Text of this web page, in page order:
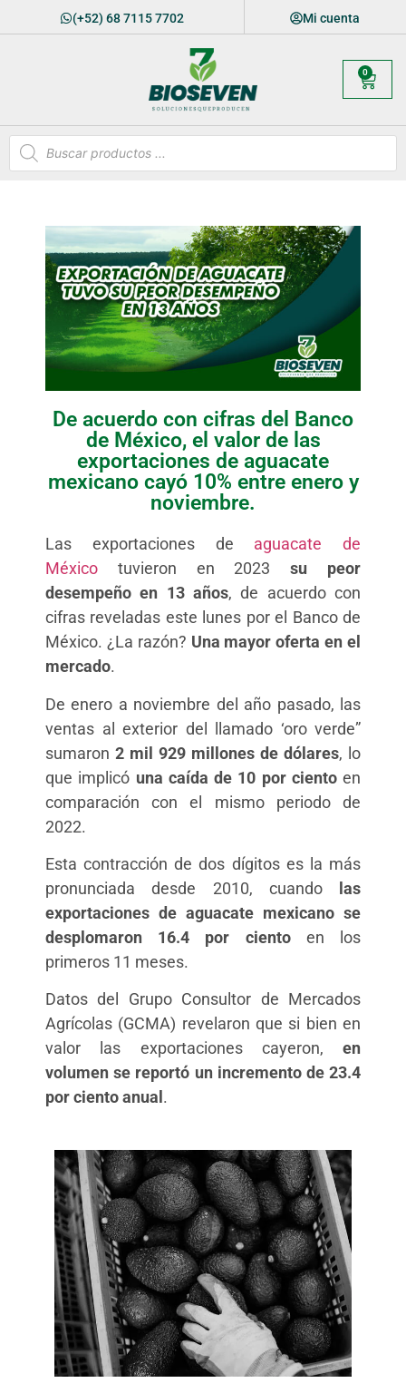
(+52) 68 7115 7702 Mi cuenta
0
De acuerdo con cifras del Banco
de México, el valor de las
exportaciones de aguacate
mexicano cayó 10% entre enero y
noviembre.
Las exportaciones de aguacate de
México tuvieron en 2023su peor
desempeño en 13 años, de acuerdo con
cifras reveladas este lunes por el Banco de
México. ¿La razón? Una mayor oferta en el
mercado.
De enero a noviembre del año pasado, las
ventas al exterior del llamado ‘oro verde”
sumaron 2 mil 929 millones de dólares, lo
que implicó una caída de 10 por cientoen
comparación con el mismo periodo de
2022.
Esta contracción de dos dígitos es la más
pronunciada desde 2010, cuando
las
exportaciones de aguacate mexicano se
desplomaron 16.4 por cientoen los
primeros 11 meses.
Datos del Grupo Consultor de Mercados
Agrícolas (GCMA) revelaron que si bien en
valor las exportaciones cayeron, en
volumen se reportó un incremento de 23.4
por ciento anual .